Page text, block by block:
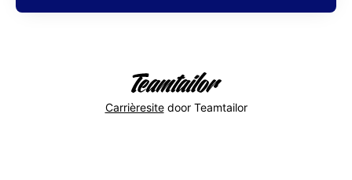
Carrièresitedoor Teamtailor